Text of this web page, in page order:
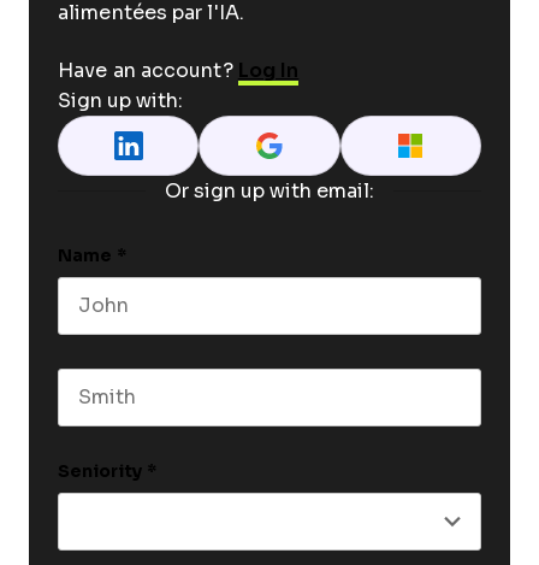
alimentées par l'IA.
Have an account? Log In
Sign up with:
Or sign up with email:
Name *
Seniority *